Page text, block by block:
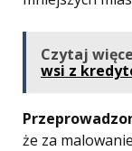
Czytaj
wsi z
że za